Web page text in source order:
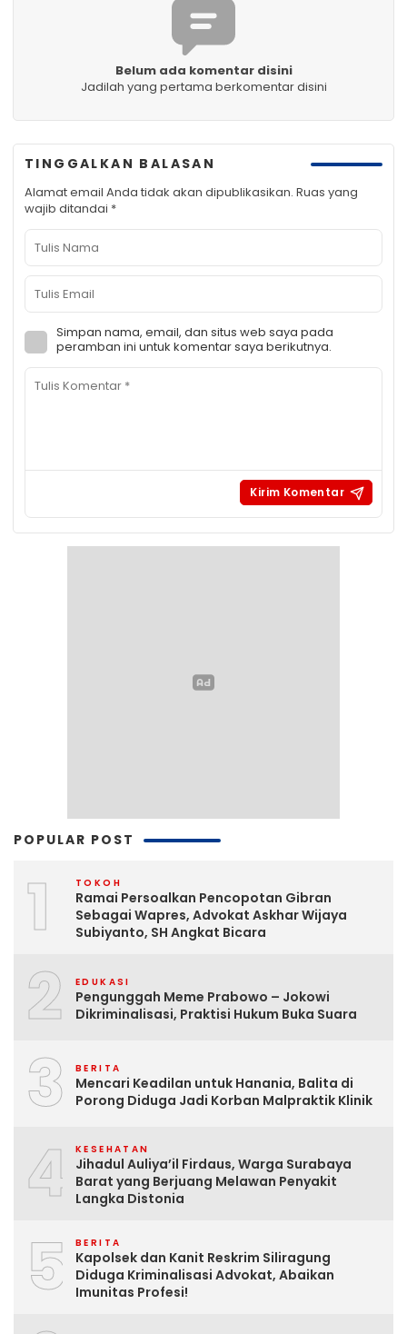
Belum ada komentar disini
Jadilah yang pertama berkomentar disini
TINGGALKAN BALASAN
Alamat email Anda tidak akan dipublikasikan. Ruas yang
wajib ditandai *
Simpan nama, email, dan situs web saya pada
peramban ini untuk komentar saya berikutnya.
POPULAR POST
1 TOKOH
Ramai Persoalkan Pencopotan Gibran
Sebagai Wapres, Advokat Askhar Wijaya
Subiyanto, SH Angkat Bicara
2 EDUKASI
Pengunggah Meme Prabowo – Jokowi
Dikriminalisasi, Praktisi Hukum Buka Suara
3 BERITA
Mencari Keadilan untuk Hanania, Balita di
Porong Diduga Jadi Korban Malpraktik Klinik
4 KESEHATAN
Jihadul Auliya’il Firdaus, Warga Surabaya
Barat yang Berjuang Melawan Penyakit
Langka Distonia
5 BERITA
Kapolsek dan Kanit Reskrim Siliragung
Diduga Kriminalisasi Advokat, Abaikan
Imunitas Profesi!